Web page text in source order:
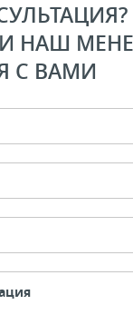
И НАШ
С ВАМИ